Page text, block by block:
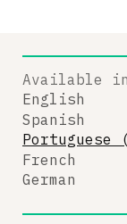
Available in
English
Spanish
Portuguese
French
German